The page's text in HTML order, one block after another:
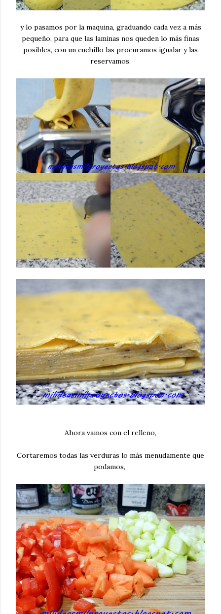
y lo pasamos por la maquina, graduando cada vez a más
pequeño, para que las laminas nos queden lo más finas
posibles, con un cuchillo las procuramos igualar y las
reservamos.
Ahora vamos con el relleno,
Cortaremos todas las verduras lo más menudamente que
podamos,